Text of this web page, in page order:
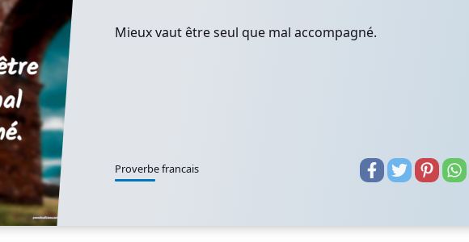
Mieux vaut être seul que mal accompagné.
Proverbe francais